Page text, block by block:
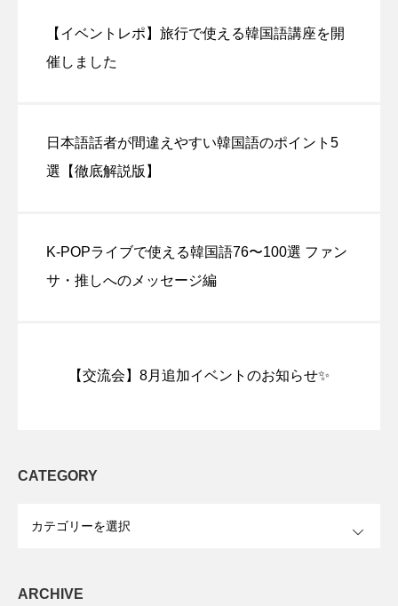
【イベントレポ】旅行で使える韓国語講座を開
催しました
日本語話者が間違えやすい韓国語のポイント5
選【徹底解説版】
K-POPライブで使える韓国語76〜100選 ファン
サ・推しへのメッセージ編
【交流会】8月追加イベントのお知らせ✨
CATEGORY
ARCHIVE